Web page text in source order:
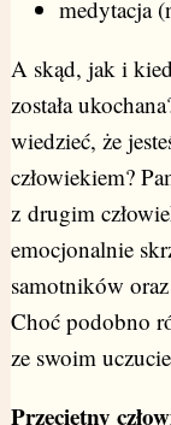
medytacja
A skąd, jak i
została
wiedzieć, że
człowiekiem?
z drugim
emocjonalnie
samotników
Choć podobno
ze swoim
Przeciętny